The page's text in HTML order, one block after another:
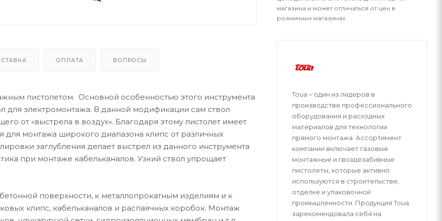
ОПЛАТА ВОПРОСЫ
пистолетом. Основной особенностью этого инструмента
для электромонтажа. В данной модификации сам ствол
от «выстрела в воздух». Благодаря этому пистолет имеет
монтажа широкого диапазона клипс от различных
заглубления делает выстрел из данного инструмента
при монтаже кабельканалов. Узкий ствол упрощает
поверхности, к металлопрокатным изделиям и к
клипс, кабельканалов и распаячных коробок. Монтаж
магазина и может отличаться от цен в
розничных магазинах
Toua – один из лидеров в
производстве профессионального
оборудования и расходных
материалов для технологии
прямого монтажа. Ассортимент
компании включает газовые
монтажные и гвоздезабивные
пистолеты, которые активно
используются в строительстве,
отделке и упаковочной
промышленности. Продукция Toua
зарекомендовала себя на